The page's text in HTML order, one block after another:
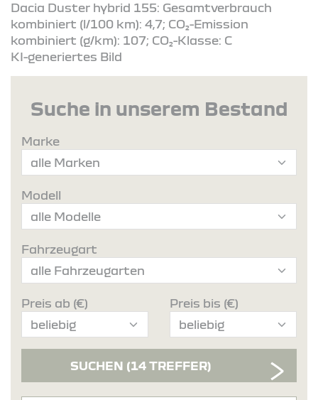
Dacia Duster hybrid 155: Gesamtverbrauch
kombiniert (l/100 km): 4,7; CO₂-Emission
kombiniert (g/km): 107; CO₂-Klasse: C
KI-generiertes Bild
Suche in unserem Bestand
Marke
Modell
Fahrzeugart
Preis ab (€) Preis bis (€)
SUCHEN (14 TREFFER)